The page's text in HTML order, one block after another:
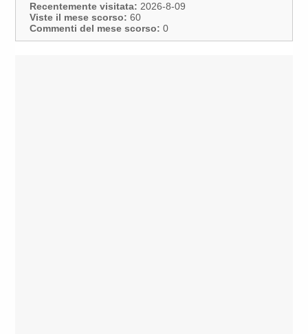
Recentemente visitata: 2026-8-09
Viste il mese scorso: 60
Commenti del mese scorso: 0